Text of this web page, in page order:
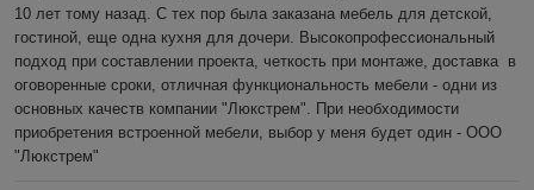
10 лет тому назад. С тех пор была заказана мебель для детской,
гостиной, еще одна кухня для дочери. Высокопрофессиональный
подход при составлении проекта, четкость при монтаже, доставка  в
оговоренные сроки, отличная функциональность мебели - одни из
основных качеств компании "Люкстрем". При необходимости
приобретения встроенной мебели, выбор у меня будет один - ООО
"Люкстрем"